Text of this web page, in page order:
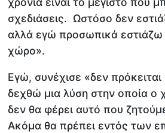
σχεδιάσεις. Ωστόσο δεν
αλλά εγώ προσωπικά εστιάζω
χώρο».
Εγώ, συνέχισε «δεν
δεχθώ μια λύση στην οποία ο
δεν θα φέρει αυτό που
Ακόμα θα πρέπει εντός των